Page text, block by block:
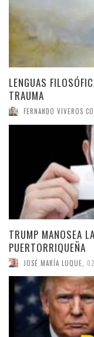
LENGUAS
TRAUMA
FERNANDO VIVEROS
TRUMP MANOSEA
PUERTORRIQUEÑA
JOSÉ MARÍA LUQUE